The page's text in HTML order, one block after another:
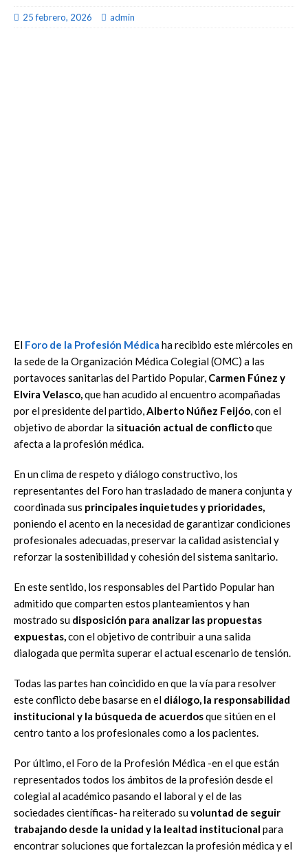
25 febrero, 2026 admin
El Foro de la Profesión Médica ha recibido este miércoles en
la sede de la Organización Médica Colegial (OMC) a las
portavoces sanitarias del Partido Popular, Carmen Fúnez y
Elvira Velasco,que han acudido al encuentro acompañadas
por el presidente del partido,Alberto Núñez Feijóo, con el
objetivo de abordar la situación actual de conflictoque
afecta a la profesión médica.
En un clima de respeto y diálogo constructivo, los
representantes del Foro han trasladado de manera conjunta y
coordinada sus principales inquietudes y prioridades,
poniendo el acento en la necesidad de garantizar condiciones
profesionales adecuadas, preservar la calidad asistencial y
reforzar la sostenibilidad y cohesión del sistema sanitario.
En este sentido, los responsables del Partido Popular han
admitido que comparten estos planteamientos y han
mostrado su disposición para analizar las propuestas
expuestas,con el objetivo de contribuir a una salida
dialogada que permita superar el actual escenario de tensión.
Todas las partes han coincidido en que la vía para resolver
este conflicto debe basarse en el diálogo, la responsabilidad
institucional y la búsqueda de acuerdosque sitúen en el
centro tanto a los profesionales como a los pacientes.
Por último, el Foro de la Profesión Médica -en el que están
representados todos los ámbitos de la profesión desde el
colegial al académico pasando el laboral y el de las
sociedades científicas- ha reiterado suvoluntad de seguir
trabajando desde la unidad y la lealtad institucional para
encontrar soluciones que fortalezcan la profesión médica y el